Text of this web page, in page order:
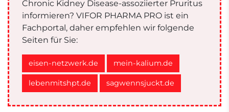
Chronic Kidney Disease-assoziierter Pruritus
informieren? VIFOR PHARMA PRO ist ein
Fachportal, daher empfehlen wir folgende
Seiten für Sie:
eisen-netzwerk.de mein-kalium.de
lebenmitshpt.de sagwennsjuckt.de